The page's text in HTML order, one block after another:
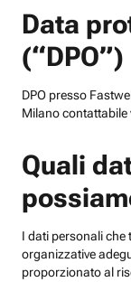
Data
(“DPO”)
DPO presso
Milano contattabile
Quali
I dati personali
organizzative
proporzionato al